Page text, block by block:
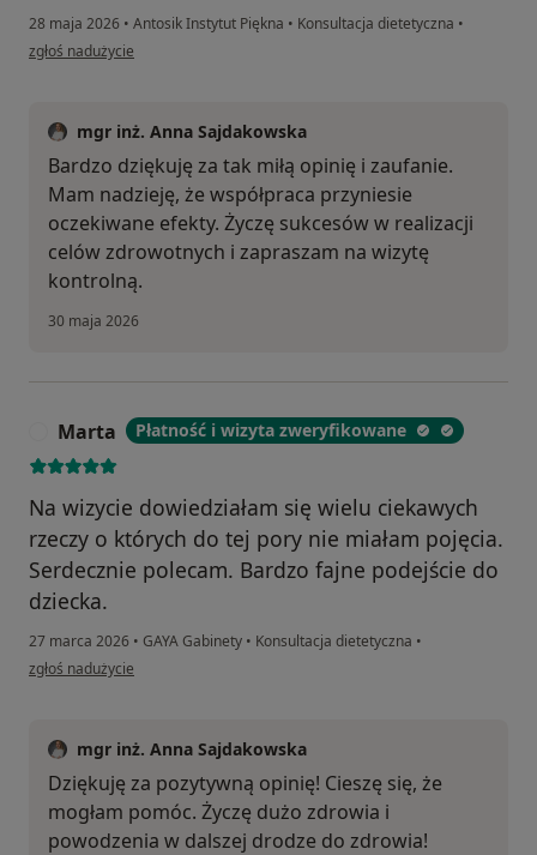
28 maja 2026 • Antosik Instytut Piękna • Konsultacja dietetyczna •
w opinii użytkownika AM
zgłoś nadużycie
mgr inż. Anna Sajdakowska
Bardzo dziękuję za tak miłą opinię i zaufanie.
Mam nadzieję, że współpraca przyniesie
oczekiwane efekty. Życzę sukcesów w realizacji
celów zdrowotnych i zapraszam na wizytę
kontrolną.
30 maja 2026
Marta Płatność i wizyta zweryfikowane
Na wizycie dowiedziałam się wielu ciekawych
rzeczy o których do tej pory nie miałam pojęcia.
Serdecznie polecam. Bardzo fajne podejście do
dziecka.
27 marca 2026 • GAYA Gabinety • Konsultacja dietetyczna •
w opinii użytkownika Marta
zgłoś nadużycie
mgr inż. Anna Sajdakowska
Dziękuję za pozytywną opinię! Cieszę się, że
mogłam pomóc. Życzę dużo zdrowia i
powodzenia w dalszej drodze do zdrowia!